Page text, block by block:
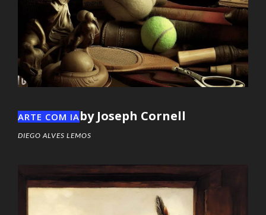
ARTE COM IAby Joseph Cornell
DIEGO ALVES LEMOS